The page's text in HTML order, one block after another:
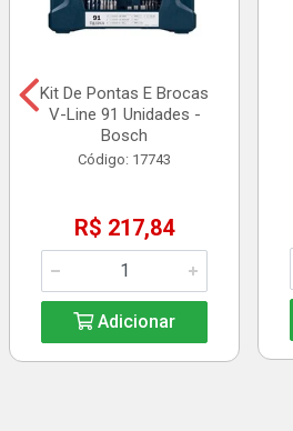
Kit De Pontas E Brocas
V-Line 91 Unidades -
Bosch
Código: 17743
R$ 217,84
Adicionar